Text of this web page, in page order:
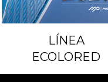
LÍNEA
ECOLORED